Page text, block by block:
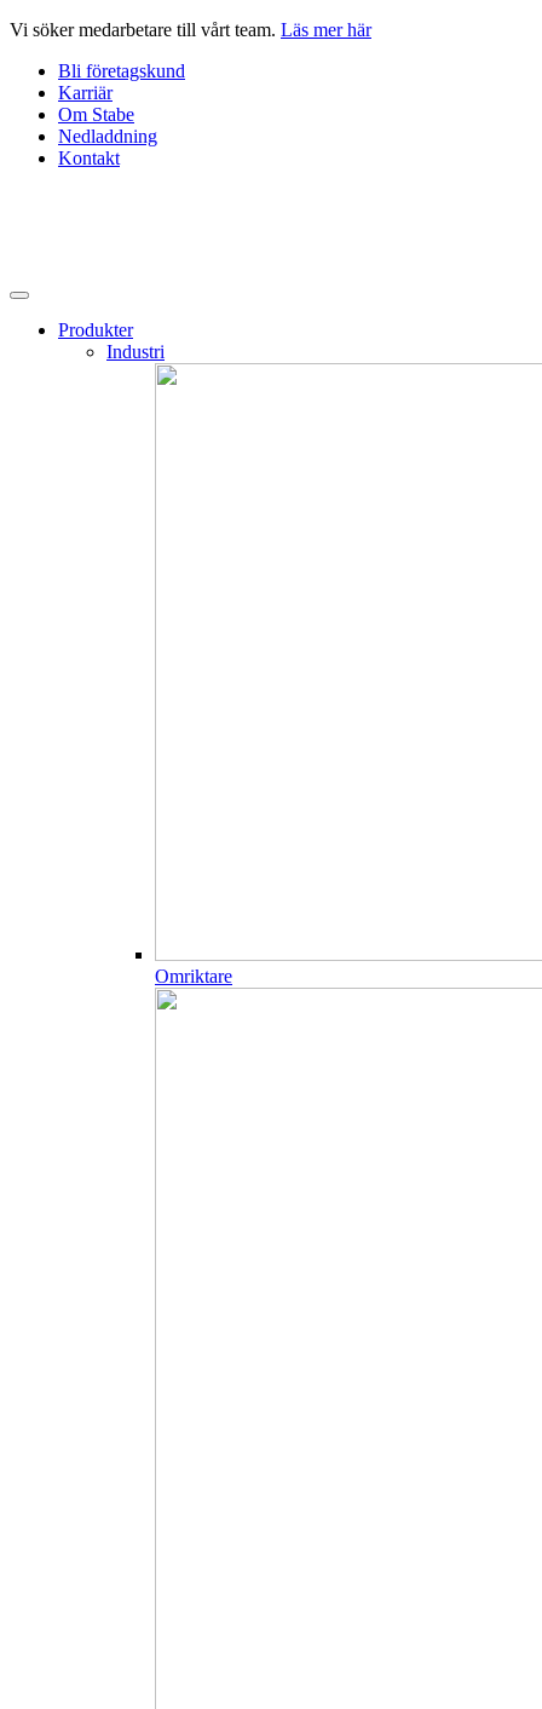
Hoppa
innehåll
Vi söker medarbetare till vårt team. Läs mer här
Bli företagskund
Karriär
Om Stabe
Nedladdning
Kontakt
Produkter
Industri
Omriktare